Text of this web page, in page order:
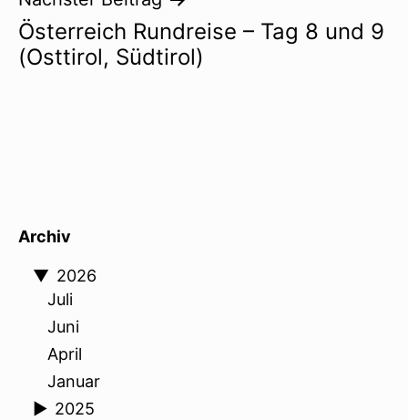
Österreich Rundreise – Tag 8 und 9
(Osttirol, Südtirol)
Archiv
▼ 2026
Juli
Juni
April
Januar
► 2025